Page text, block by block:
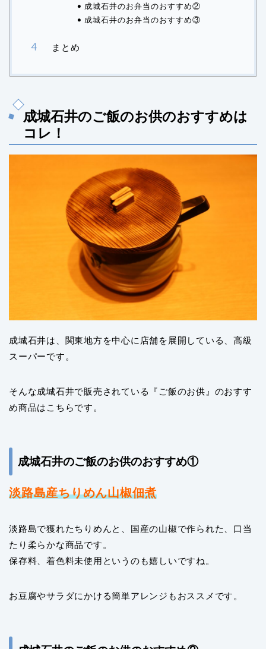
成城石井のお弁当のおすすめ②
成城石井のお弁当のおすすめ③
まとめ
成城石井のご飯のお供のおすすめは
コレ！
成城石井は、関東地方を中心に店舗を展開している、高級
スーパーです。
そんな成城石井で販売されている『ご飯のお供』のおすす
め商品はこちらです。
成城石井のご飯のお供のおすすめ①
淡路島産ちりめん山椒佃煮
淡路島で獲れたちりめんと、国産の山椒で作られた、口当
たり柔らかな商品です。
保存料、着色料未使用というのも嬉しいですね。
お豆腐やサラダにかける簡単アレンジもおススメです。